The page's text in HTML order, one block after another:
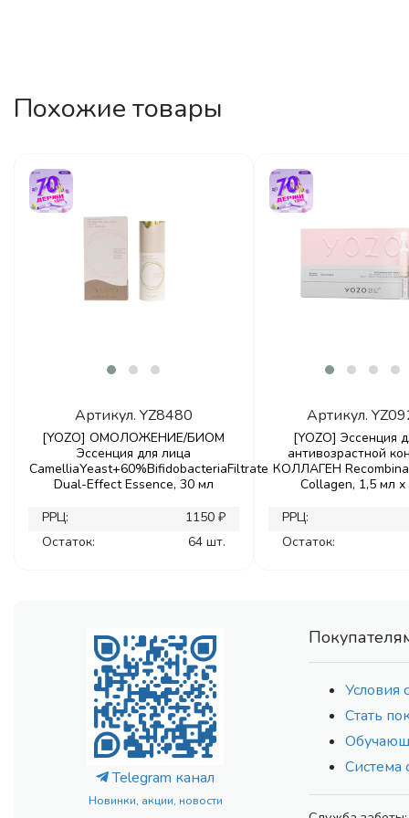
Похожие товары
Артикул. YZ8480
[YOZO] ОМОЛОЖЕНИЕ/БИОМ
Эссенция для лица
CamelliaYeast+60%BifidobacteriaFiltrate
Dual-Effect Essence, 30 мл
РРЦ:
1150 ₽
Остаток:
64 шт.
Артикул.
[YOZO] Эссенция
антивозрастной
КОЛЛАГЕН
Collagen, 1,5 мл
РРЦ:
Остаток:
Telegram канал
Новинки, акции, новости
Условия
Стать
Система